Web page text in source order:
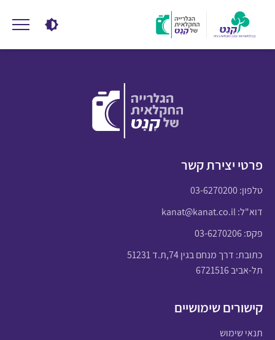
פרטי יצירת קשר
טלפון:03-6270200
דוא"ל:kanat@kanat.co.il
פקס: 03-6270206
כתובת: דרך מנחם בגין 74,ת.ד 51231
תל-אביב 6721516
קישורים שימושיים
תנאי שימוש